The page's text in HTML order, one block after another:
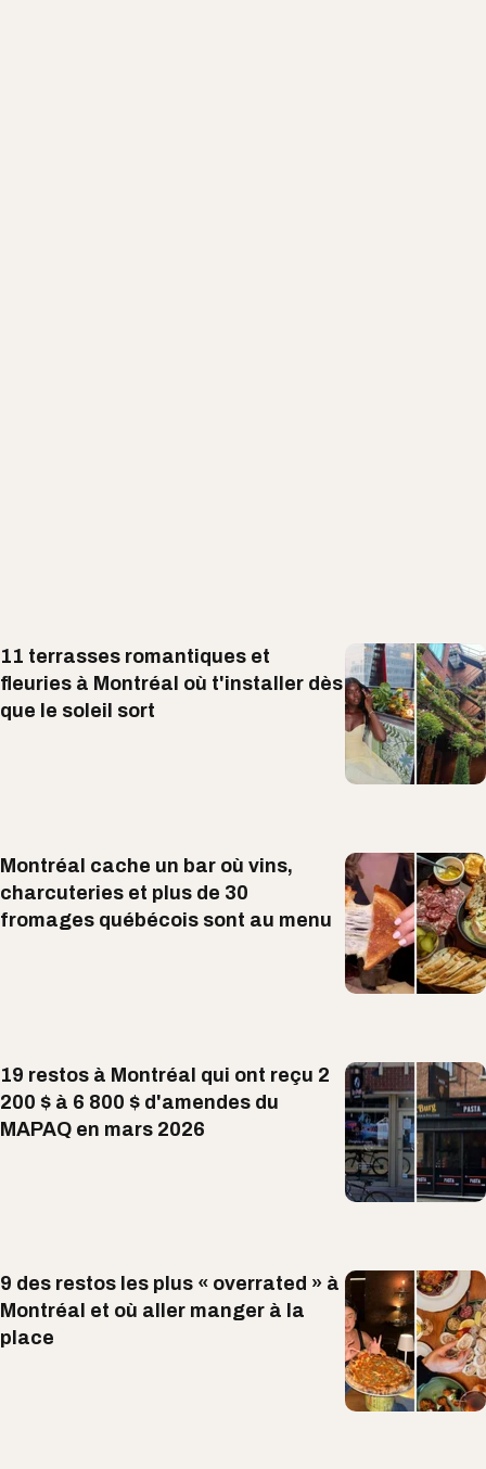
11 terrasses romantiques et
fleuries à Montréal où t'installer dès
que le soleil sort
Montréal cache un bar où vins,
charcuteries et plus de 30
fromages québécois sont au menu
19 restos à Montréal qui ont reçu 2
200 $ à 6 800 $ d'amendes du
MAPAQ en mars 2026
9 des restos les plus « overrated » à
Montréal et où aller manger à la
place